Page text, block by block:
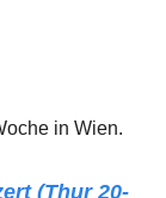
in Wien.
(Thur 20-